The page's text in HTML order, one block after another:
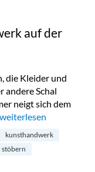
auf der
die Kleider und
andere Schal
neigt sich dem
„Flohmarkt und
weiterlesen
kunsthandwerk
stöbern